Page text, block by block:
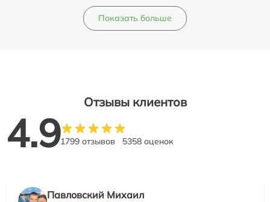
Показать больше
Отзывы клиентов
4.91799 отзывов 5358 оценок
Павловский Михаил